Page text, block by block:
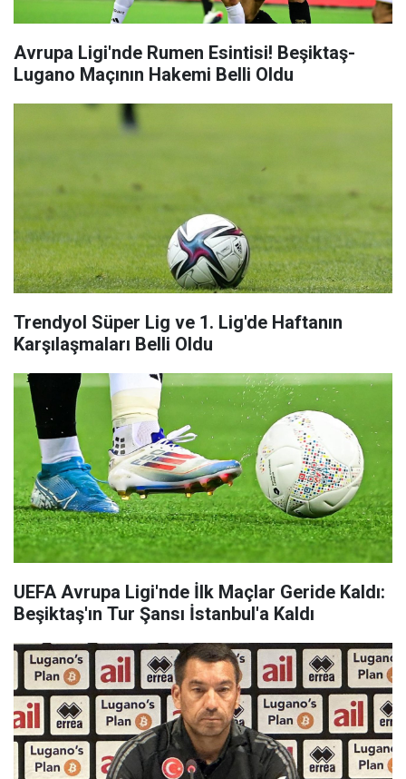
Avrupa Ligi'nde Rumen Esintisi! Beşiktaş-
Lugano Maçının Hakemi Belli Oldu
Trendyol Süper Lig ve 1. Lig'de Haftanın
Karşılaşmaları Belli Oldu
UEFA Avrupa Ligi'nde İlk Maçlar Geride Kaldı:
Beşiktaş'ın Tur Şansı İstanbul'a Kaldı